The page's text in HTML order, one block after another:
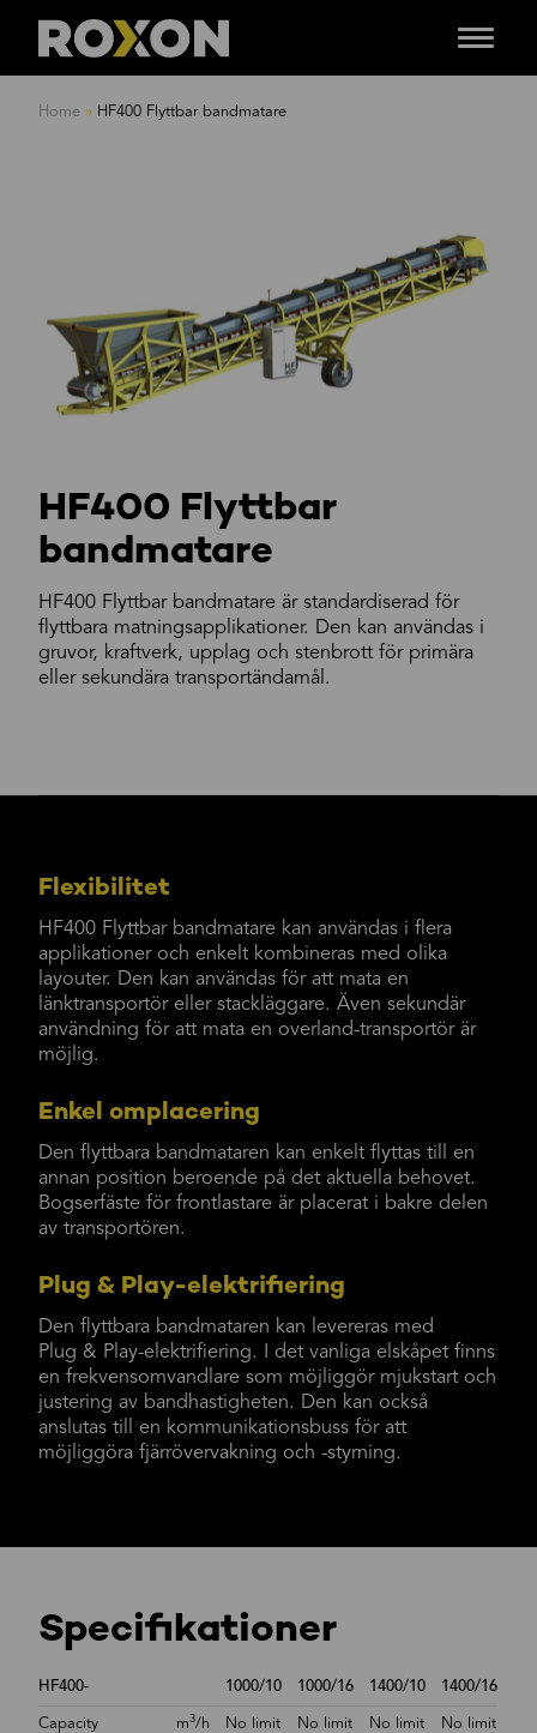
Menu
Home » HF400 Flyttbar bandmatare
HF400 Flyttbar
bandmatare
HF400 Flyttbar bandmatare är standardiserad för
flyttbara matningsapplikationer. Den kan användas i
gruvor, kraftverk, upplag och stenbrott för primära
eller sekundära transportändamål.
Flexibilitet
HF400 Flyttbar bandmatare kan användas i flera
applikationer och enkelt kombineras med olika
layouter. Den kan användas för att mata en
länktransportör eller stackläggare. Även sekundär
användning för att mata en overland-transportör är
möjlig.
Enkel omplacering
Den flyttbara bandmataren kan enkelt flyttas till en
annan position beroende på det aktuella behovet.
Bogserfäste för frontlastare är placerat i bakre delen
av transportören.
Plug & Play-elektrifiering
Den flyttbara bandmataren kan levereras med
Plug & Play-elektrifiering. I det vanliga elskåpet finns
en frekvensomvandlare som möjliggör mjukstart och
justering av bandhastigheten. Den kan också
anslutas till en kommunikationsbuss för att
möjliggöra fjärrövervakning och -styrning.
Specifikationer
HF400- 1000/10 1000/16 1400/10 1400/16
Capacity m3/h No limit No limit No limit No limit